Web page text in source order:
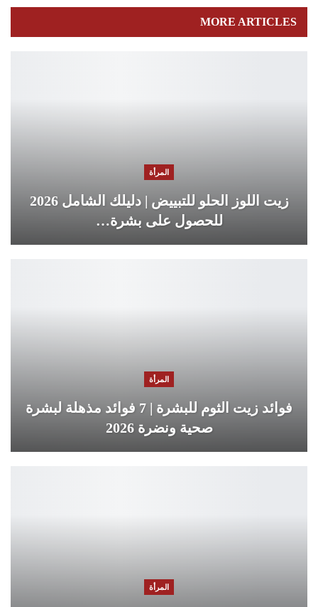
MORE ARTICLES
المرأة
زيت اللوز الحلو للتبييض | دليلك الشامل 2026
للحصول على بشرة…
المرأة
فوائد زيت الثوم للبشرة | 7 فوائد مذهلة لبشرة
صحية ونضرة 2026
المرأة